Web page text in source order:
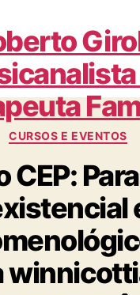
-
e
Categorias
CURSOS E EVENTOS
CEP: